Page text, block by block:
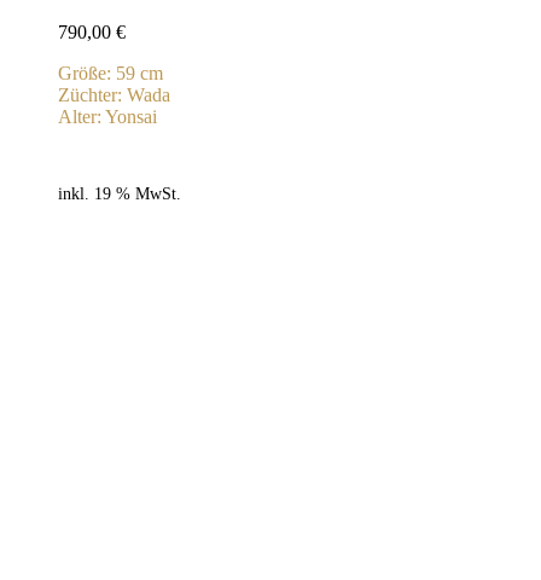
790,00 €
Größe: 59 cm
Züchter: Wada
Alter: Yonsai
inkl. 19 % MwSt.